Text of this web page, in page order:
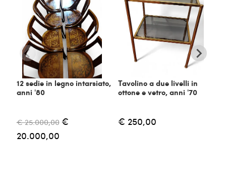
12 sedie in legno intarsiato,
anni '80
€ 25.000,00 €
20.000,00
Tavolino a due livelli in
ottone e vetro, anni '70
€ 250,00